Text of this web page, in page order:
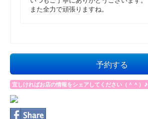
また全力で頑張りますね。
予約する
宜しければお店の情報をシェアしてください（＾＾）♪